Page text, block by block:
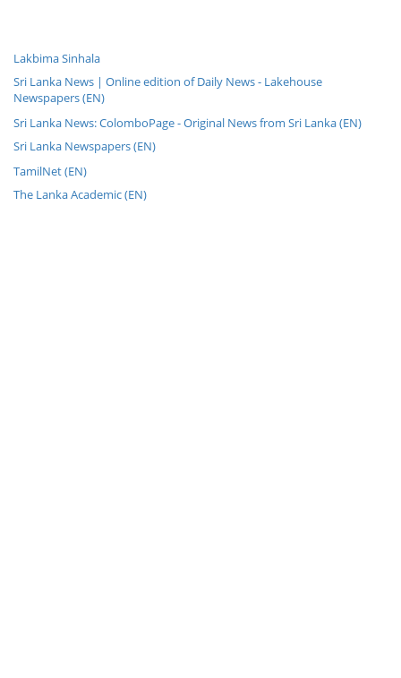
Lakbima Sinhala
Sri Lanka News | Online edition of Daily News - Lakehouse
Newspapers (EN)
Sri Lanka News: ColomboPage - Original News from Sri Lanka (EN)
Sri Lanka Newspapers (EN)
TamilNet (EN)
The Lanka Academic (EN)